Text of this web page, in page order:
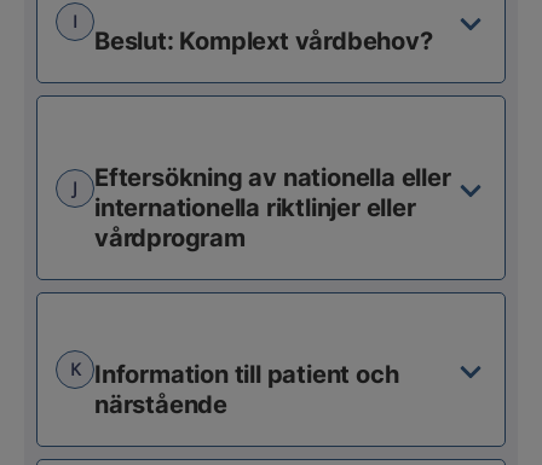
I
Beslut: Komplext vårdbehov?
J
Eftersökning av nationella eller
internationella riktlinjer eller
vårdprogram
K
Information till patient och
närstående